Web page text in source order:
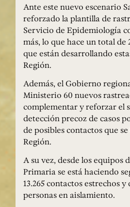
Ante este nuevo escenario
reforzado la plantilla de
Servicio de Epidemiología
más, lo que hace un total de
que están desarrollando
Región.
Además, el Gobierno
Ministerio 60 nuevos
complementar y reforzar el
detección precoz de casos
de posibles contactos que
Región.
A su vez, desde los equipos
Primaria se está haciendo
13.265 contactos estrechos y
personas en aislamiento.